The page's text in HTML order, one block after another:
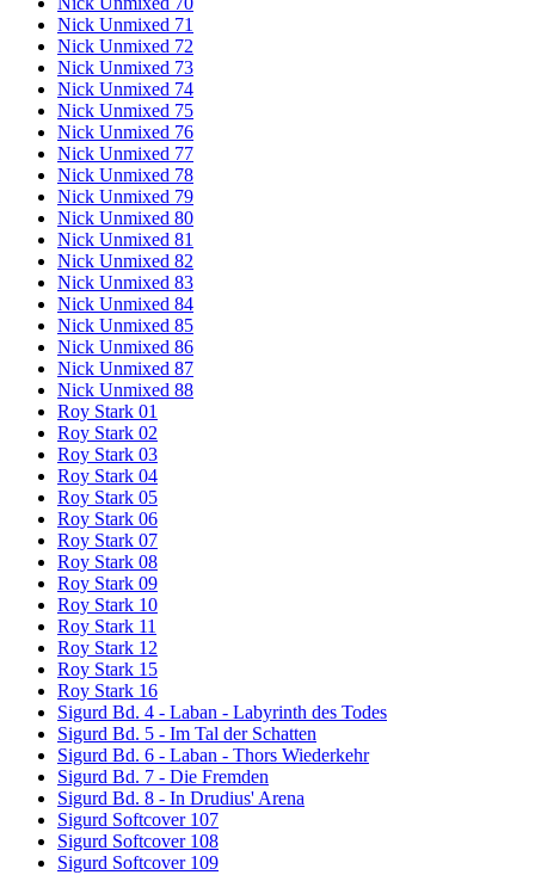
Nick Unmixed 71
Nick Unmixed 72
Nick Unmixed 73
Nick Unmixed 74
Nick Unmixed 75
Nick Unmixed 76
Nick Unmixed 77
Nick Unmixed 78
Nick Unmixed 79
Nick Unmixed 80
Nick Unmixed 81
Nick Unmixed 82
Nick Unmixed 83
Nick Unmixed 84
Nick Unmixed 85
Nick Unmixed 86
Nick Unmixed 87
Nick Unmixed 88
Roy Stark 01
Roy Stark 02
Roy Stark 03
Roy Stark 04
Roy Stark 05
Roy Stark 06
Roy Stark 07
Roy Stark 08
Roy Stark 09
Roy Stark 10
Roy Stark 11
Roy Stark 12
Roy Stark 15
Roy Stark 16
Sigurd Bd. 4 - Laban - Labyrinth des Todes
Sigurd Bd. 5 - Im Tal der Schatten
Sigurd Bd. 6 - Laban - Thors Wiederkehr
Sigurd Bd. 7 - Die Fremden
Sigurd Bd. 8 - In Drudius' Arena
Sigurd Softcover 107
Sigurd Softcover 108
Sigurd Softcover 109